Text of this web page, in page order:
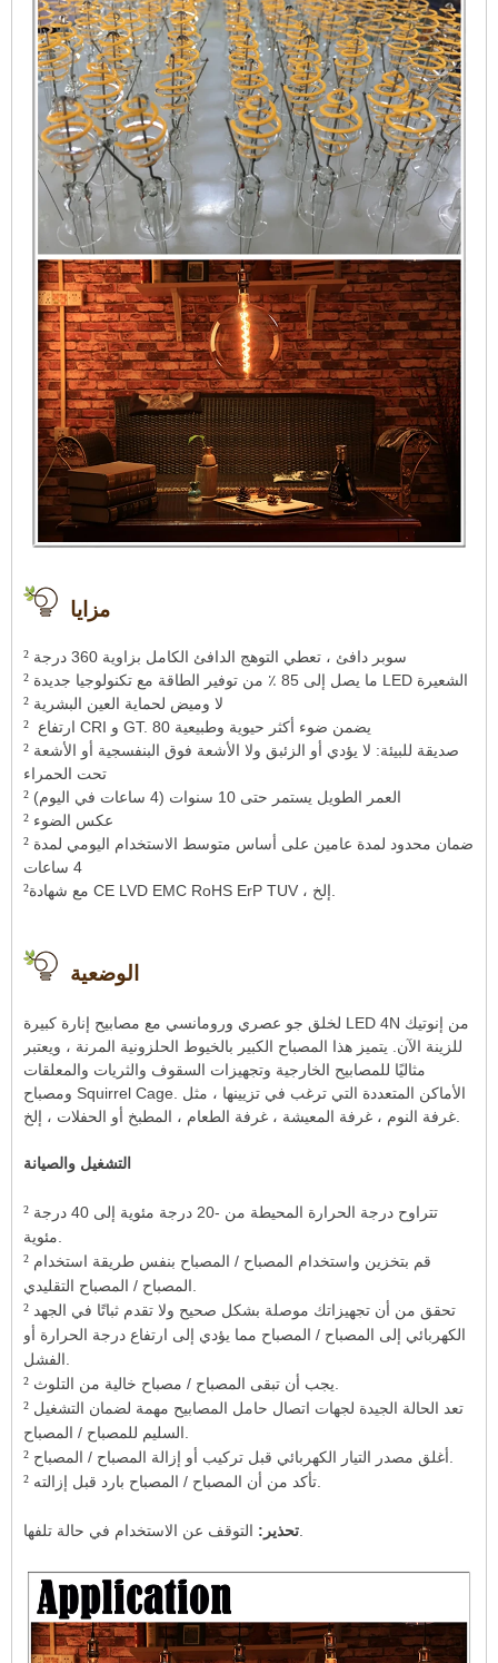
مزايا
² سوبر دافئ ، تعطي التوهج الدافئ الكامل بزاوية 360 درجة
² ما يصل إلى 85 ٪ من توفير الطاقة مع تكنولوجيا جديدة LED الشعيرة
² لا وميض لحماية العين البشرية
² ارتفاع CRI و GT. 80 يضمن ضوء أكثر حيوية وطبيعية
²
تحت الحمراء
² العمر الطويل يستمر حتى 10 سنوات (4 ساعات في اليوم)
² عكس الضوء
²
4 ساعات
²
الوضعية
لخلق جو عصري ورومانسي مع مصابيح إنارة كبيرة LED 4N من إنوتيك
للزينة الآن. يتميز هذا المصباح الكبير بالخيوط الحلزونية المرنة ، ويعتبر
مثاليًا للمصابيح الخارجية وتجهيزات السقوف والثريات والمعلقات
ومصباح Squirrel Cage. الأماكن المتعددة التي ترغب في تزيينها ، مثل
التشغيل والصيانة
²
²
²
الكهربائي إلى المصباح / المصباح مما يؤدي إلى ارتفاع درجة الحرارة أو
²
²
²
²
تحذير: